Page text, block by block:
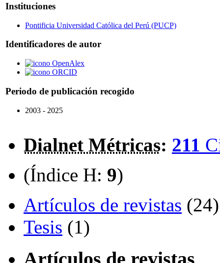
Instituciones
Pontificia Universidad Católica del Perú (PUCP)
Identificadores de autor
OpenAlex
ORCID
Periodo de publicación recogido
2003 - 2025
Dialnet Métricas: 211
(Índice H: 9)
Artículos de revistas (24)
Tesis (1)